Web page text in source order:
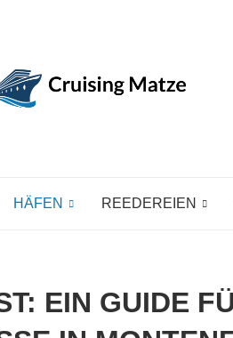
HÄFEN REEDEREIEN
EIN GUIDE